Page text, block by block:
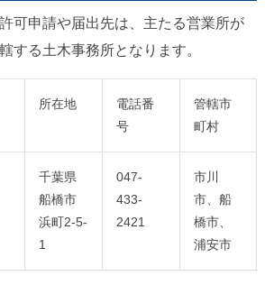
可申請や届出先は、主たる営業所が
する土木事務所となります。
所在地
電話番
号
管轄市
町村
千葉県
船橋市
浜町2-5-
1
047-
433-
2421
市川
市、船
橋市、
浦安市